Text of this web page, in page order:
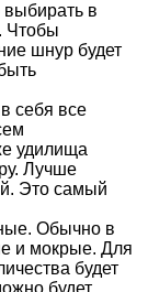
в
Чтобы
шнур будет
себя все
удилища
Лучше
Это самый
Обычно в
и мокрые. Для
будет
будет